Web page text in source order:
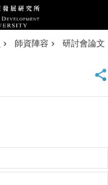
師資陣容 研討會論文